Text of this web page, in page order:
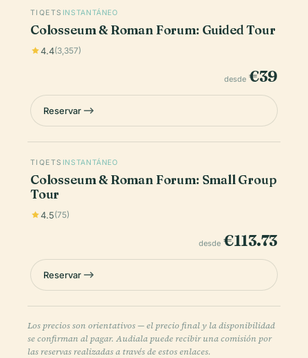
TIQETS INSTANTÁNEO
Colosseum & Roman Forum: Guided Tour
4.4(3,357)
desde €39
Reservar
TIQETS INSTANTÁNEO
Colosseum & Roman Forum: Small Group
Tour
4.5(75)
desde €113.73
Reservar
Los precios son orientativos — el precio final y la disponibilidad
se confirman al pagar. Audiala puede recibir una comisión por
las reservas realizadas a través de estos enlaces.